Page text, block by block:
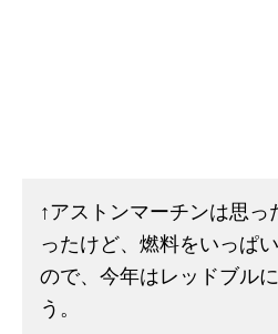
↑アストンマーチンは思
ったけど、燃料をいっぱ
ので、今年はレッドブル
う。